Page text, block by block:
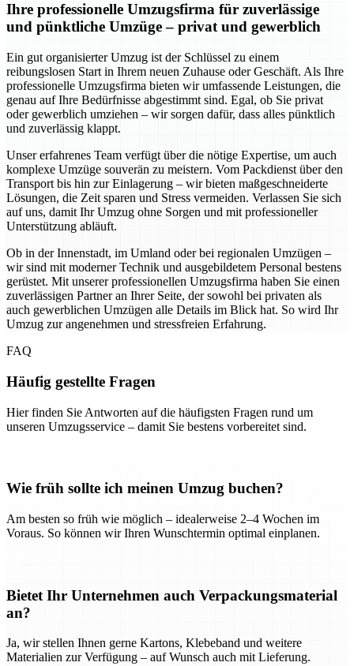
Ihre professionelle Umzugsfirma für zuverlässige
und pünktliche Umzüge – privat und gewerblich
Ein gut organisierter Umzug ist der Schlüssel zu einem
reibungslosen Start in Ihrem neuen Zuhause oder Geschäft. Als Ihre
professionelle Umzugsfirma bieten wir umfassende Leistungen, die
genau auf Ihre Bedürfnisse abgestimmt sind. Egal, ob Sie privat
oder gewerblich umziehen – wir sorgen dafür, dass alles pünktlich
und zuverlässig klappt.
Unser erfahrenes Team verfügt über die nötige Expertise, um auch
komplexe Umzüge souverän zu meistern. Vom Packdienst über den
Transport bis hin zur Einlagerung – wir bieten maßgeschneiderte
Lösungen, die Zeit sparen und Stress vermeiden. Verlassen Sie sich
auf uns, damit Ihr Umzug ohne Sorgen und mit professioneller
Unterstützung abläuft.
Ob in der Innenstadt, im Umland oder bei regionalen Umzügen –
wir sind mit moderner Technik und ausgebildetem Personal bestens
gerüstet. Mit unserer professionellen Umzugsfirma haben Sie einen
zuverlässigen Partner an Ihrer Seite, der sowohl bei privaten als
auch gewerblichen Umzügen alle Details im Blick hat. So wird Ihr
Umzug zur angenehmen und stressfreien Erfahrung.
FAQ
Häufig gestellte Fragen
Hier finden Sie Antworten auf die häufigsten Fragen rund um
unseren Umzugsservice – damit Sie bestens vorbereitet sind.
Wie früh sollte ich meinen Umzug buchen?
Am besten so früh wie möglich – idealerweise 2–4 Wochen im
Voraus. So können wir Ihren Wunschtermin optimal einplanen.
Bietet Ihr Unternehmen auch Verpackungsmaterial
an?
Ja, wir stellen Ihnen gerne Kartons, Klebeband und weitere
Materialien zur Verfügung – auf Wunsch auch mit Lieferung.